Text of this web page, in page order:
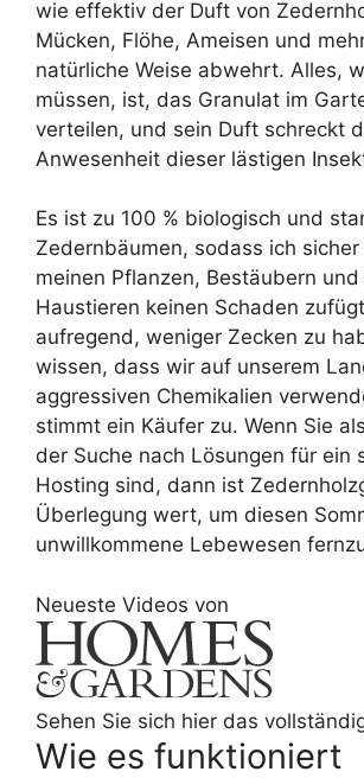
wie effektiv der Duft von
Mücken, Flöhe, Ameisen und
natürliche Weise abwehrt. Alles,
müssen, ist, das Granulat im
verteilen, und sein Duft schreckt
Anwesenheit dieser lästigen
Es ist zu 100 % biologisch und
Zedernbäumen, sodass ich
meinen Pflanzen, Bestäubern
Haustieren keinen Schaden
aufregend, weniger Zecken zu
wissen, dass wir auf unserem
aggressiven Chemikalien
stimmt ein Käufer zu. Wenn Sie
der Suche nach Lösungen für ein
Hosting sind, dann ist
Überlegung wert, um diesen
unwillkommene Lebewesen
Neueste Videos von
Sehen Sie sich hier das
Wie es funktioniert